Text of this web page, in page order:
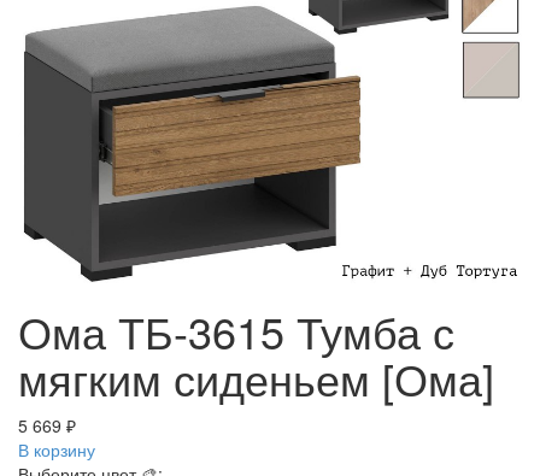
Ома ТБ-3615 Тумба с
мягким сиденьем [Ома]
5 669 ₽
В корзину